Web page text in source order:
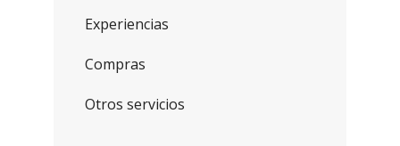
Experiencias
Compras
Otros servicios